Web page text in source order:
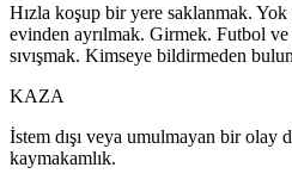
Hızla koşup bir yere saklanmak.
evinden ayrılmak. Girmek. Futbol
sıvışmak. Kimseye bildirmeden
KAZA
İstem dışı veya umulmayan bir olay
kaymakamlık.